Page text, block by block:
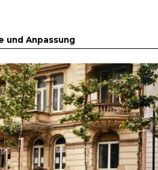
und Anpassung